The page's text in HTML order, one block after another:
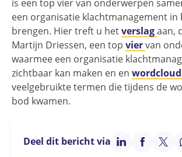
is een top vier van onderwerpen
een organisatie klachtmanagement in
brengen. Hier treft u hetverslagaan,
Martijn Driessen, een top viervan
waarmee een organisatie
zichtbaar kan maken en en wordcloud
veelgebruikte termen die tijdens de
bod kwamen.
Deel dit bericht via